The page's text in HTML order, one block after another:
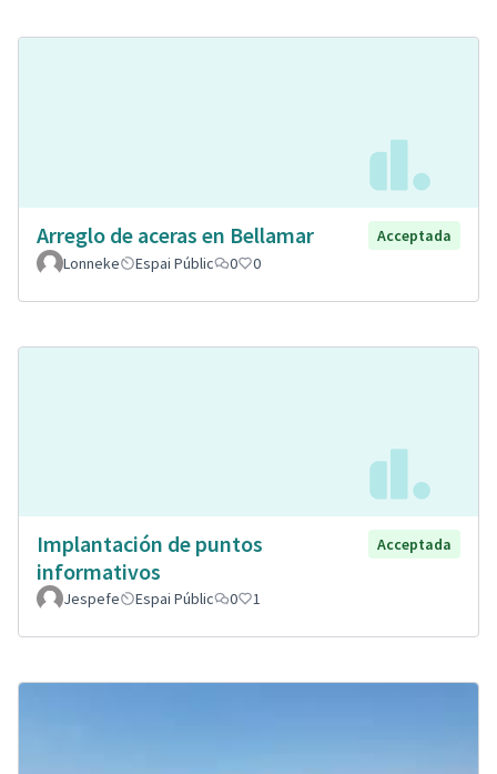
Arreglo de aceras en Bellamar
Acceptada
Lonneke
Espai Públic 0 0
Implantación de puntos
informativos
Acceptada
Jespefe Espai Públic 0 1